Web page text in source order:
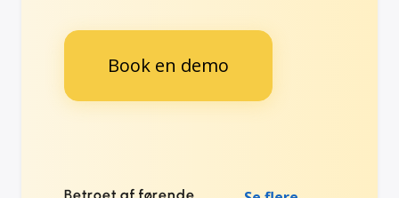
Book en demo